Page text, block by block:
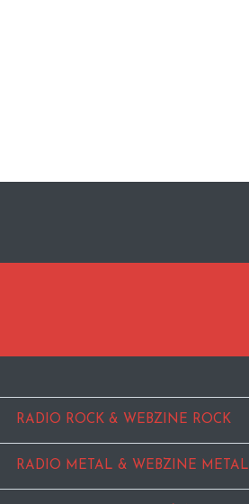
RADIO ROCK & WEBZINE ROCK
RADIO METAL & WEBZINE METAL